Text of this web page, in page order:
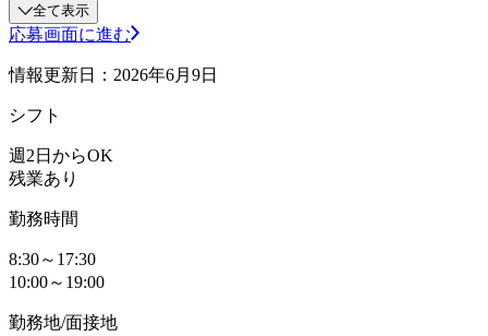
全て表示
応募画面に進む
情報更新日：2026年6月9日
シフト
週2日からOK
残業あり
勤務時間
8:30～17:30
10:00～19:00
勤務地/面接地